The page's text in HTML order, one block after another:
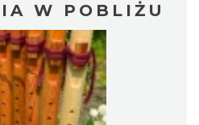
W POBLIŻU